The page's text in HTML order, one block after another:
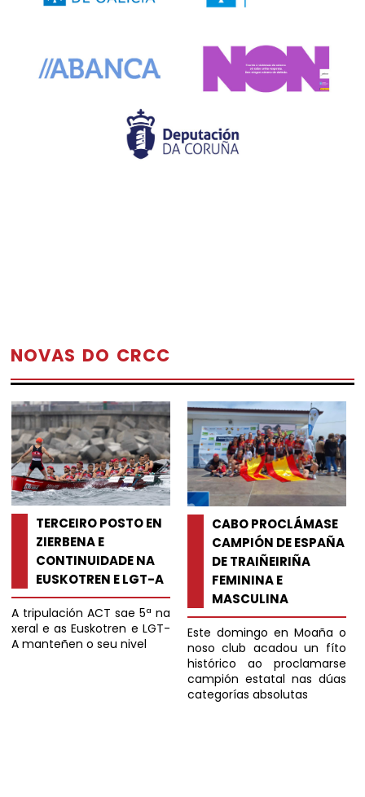
NOVAS DO CRCC
TERCEIRO POSTO EN
ZIERBENA E
CONTINUIDADE NA
EUSKOTREN E LGT-A
A tripulación ACT sae 5ª na
xeral e as Euskotren e LGT-
A manteñen o seu nivel
CABO PROCLÁMASE
CAMPIÓN DE ESPAÑA
DE TRAIÑEIRIÑA
FEMININA E
MASCULINA
Este domingo en Moaña o
noso club acadou un fíto
histórico ao proclamarse
campión estatal nas dúas
categorías absolutas